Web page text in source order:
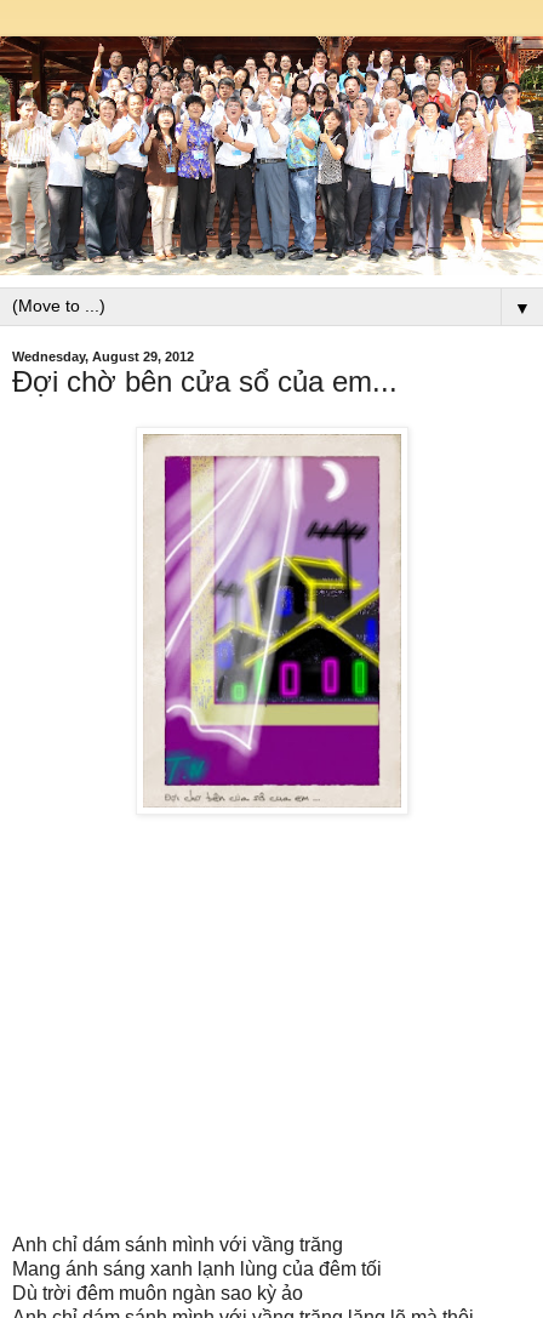
▼
Wednesday, August 29, 2012
Đợi chờ bên cửa sổ của em...
Anh chỉ dám sánh mình với vầng trăng
Mang ánh sáng xanh lạnh lùng của đêm tối
Dù trời đêm muôn ngàn sao kỳ ảo